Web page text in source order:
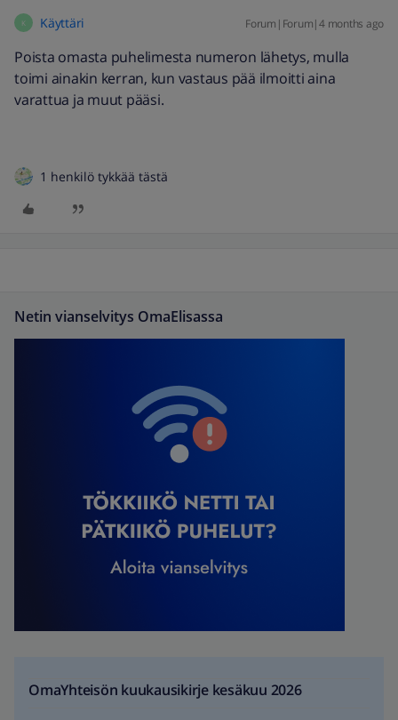
K Käyttäri Forum|Forum|4 months ago
Poista omasta puhelimesta numeron lähetys, mulla
toimi ainakin kerran, kun vastaus pää ilmoitti aina
varattua ja muut pääsi.
1 henkilö tykkää tästä
Netin vianselvitys OmaElisassa
OmaYhteisön kuukausikirje kesäkuu 2026